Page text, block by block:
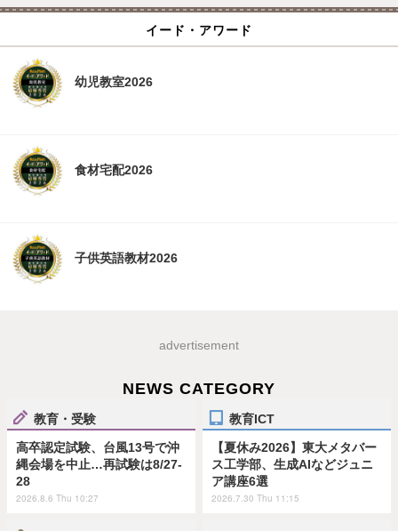
イード・アワード
幼児教室2026
食材宅配2026
子供英語教材2026
advertisement
NEWS CATEGORY
教育・受験
高卒認定試験、台風13号で沖
縄会場を中止…再試験は8/27-
28
2026.8.6 Thu 10:27
教育ICT
【夏休み2026】東大メタバー
ス工学部、生成AIなどジュニ
ア講座6選
2026.7.30 Thu 11:15